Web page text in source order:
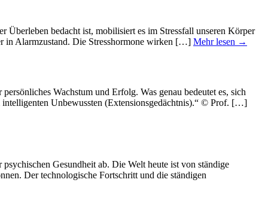
Überleben bedacht ist, mobilisiert es im Stressfall unseren Körper
in Alarmzustand. Die Stresshormone wirken […] Mehr lesen →
Wachstum und Erfolg. Was genau bedeutet es, sich
intelligenten Unbewussten (Extensionsgedächtnis).“ © Prof. […]
Gesundheit ab. Die Welt heute ist von ständige
Der technologische Fortschritt und die ständigen